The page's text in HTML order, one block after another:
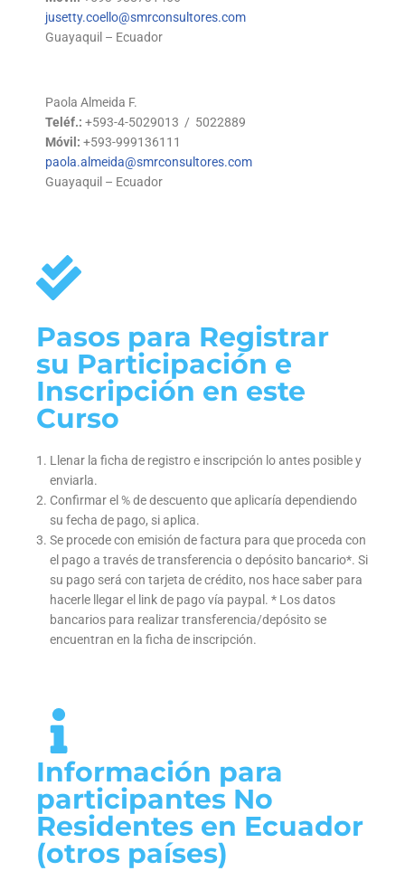
jusetty.coello@smrconsultores.com
Guayaquil – Ecuador
Paola Almeida F.
Teléf.: +593-4-5029013 / 5022889
Móvil: +593-999136111
paola.almeida@smrconsultores.com
Guayaquil – Ecuador
Pasos para Registrar
su Participación e
Inscripción en este
Curso
Llenar la ficha de registro e inscripción lo antes posible y
enviarla.
Confirmar el % de descuento que aplicaría dependiendo
su fecha de pago, si aplica.
Se procede con emisión de factura para que proceda con
el pago a través de transferencia o depósito bancario*. Si
su pago será con tarjeta de crédito, nos hace saber para
hacerle llegar el link de pago vía paypal. * Los datos
bancarios para realizar transferencia/depósito se
encuentran en la ficha de inscripción.
Información para
participantes No
Residentes en Ecuador
(otros países)